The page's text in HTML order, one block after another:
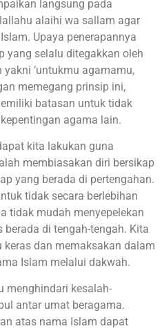
langsung pada
alaihi wa sallam agar
Upaya penerapannya
yang selalu ditegakkan oleh
‘untukmu agamamu,
memegang prinsip ini,
batasan untuk tidak
agama lain.
kita lakukan guna
membiasakan diri bersikap
yang berada di pertengahan.
tidak secara berlebihan
tidak mudah menyepelekan
di tengah-tengah. Kita
dan memaksakan dalam
Islam melalui dakwah.
menghindari kesalah-
antar umat beragama.
atas nama Islam dapat